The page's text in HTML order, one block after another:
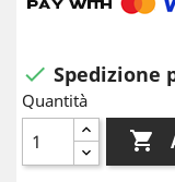
 Spedizione
Quantità
